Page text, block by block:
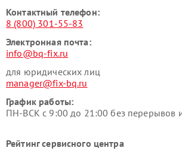
Контактный телефон:
8 (800) 301-55-83
Электронная почта:
info@bq-fix.ru
для юридических лиц
manager@fix-bq.ru
График работы:
ПН-ВСК с 9:00 до 21:00 без перерывов
Рейтинг сервисного центра